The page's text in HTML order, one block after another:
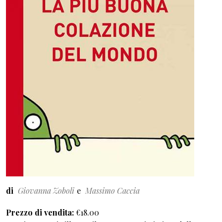
di Giovanna Zoboli Massimo Caccia
Prezzo di vendita €18.00